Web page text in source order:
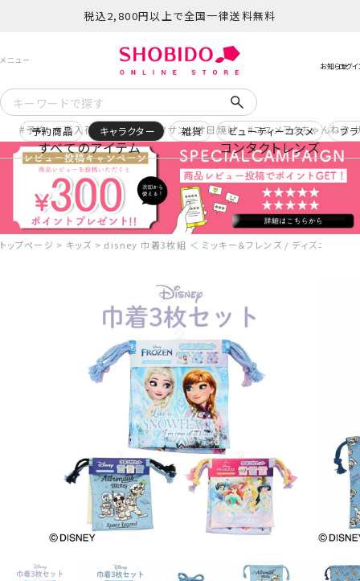
税込2,800円以上で全国一律送料無料
予約 再入荷 ヒロアカ サンリオ日焼け コスメヲタちゃんねる
すべてのアイテム コンタクトレンズ
予約商品 キャラクター 雑貨 ビューティーコスメ ブ
トップページ キッズ disney 巾着3枚組 ＜ ミッキー＆フレンズ / ディズニープ